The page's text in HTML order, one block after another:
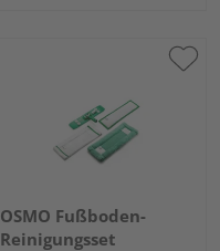
OSMO Fußboden-
Reinigungsset